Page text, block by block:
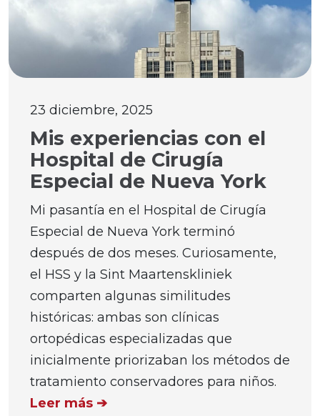
23 diciembre, 2025
Mis experiencias con el
Hospital de Cirugía
Especial de Nueva York
Mi pasantía en el Hospital de Cirugía
Especial de Nueva York terminó
después de dos meses. Curiosamente,
el HSS y la Sint Maartenskliniek
comparten algunas similitudes
históricas: ambas son clínicas
ortopédicas especializadas que
inicialmente priorizaban los métodos de
tratamiento conservadores para niños.
Leer más ➔